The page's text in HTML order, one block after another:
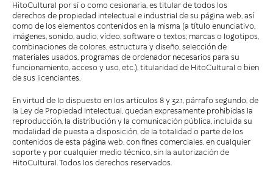
HitoCultural por sí o como cesionaria, es titular de todos los
derechos de propiedad intelectual e industrial de su página web, así
como de los elementos contenidos en la misma (a título enunciativo,
imágenes, sonido, audio, vídeo, software o textos; marcas o logotipos,
combinaciones de colores, estructura y diseño, selección de
materiales usados, programas de ordenador necesarios para su
funcionamiento, acceso y uso, etc.), titularidad de HitoCultural o bien
de sus licenciantes.
En virtud de lo dispuesto en los artículos 8 y 32.1, párrafo segundo, de
la Ley de Propiedad Intelectual, quedan expresamente prohibidas la
reproducción, la distribución y la comunicación pública, incluida su
modalidad de puesta a disposición, de la totalidad o parte de los
contenidos de esta página web, con fines comerciales, en cualquier
soporte y por cualquier medio técnico, sin la autorización de
HitoCultural. Todos los derechos reservados.